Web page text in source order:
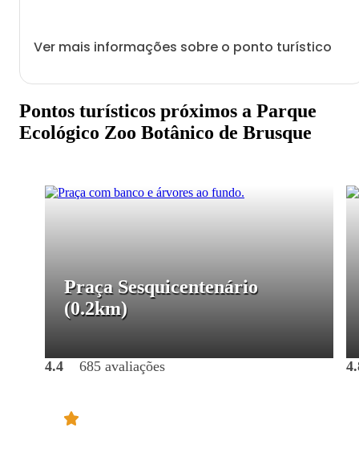
Ver mais informações sobre o ponto turístico
Pontos turísticos próximos a Parque
Ecológico Zoo Botânico de Brusque
Praça Sesquicentenário
(0.2km)
4.4 685 avaliações